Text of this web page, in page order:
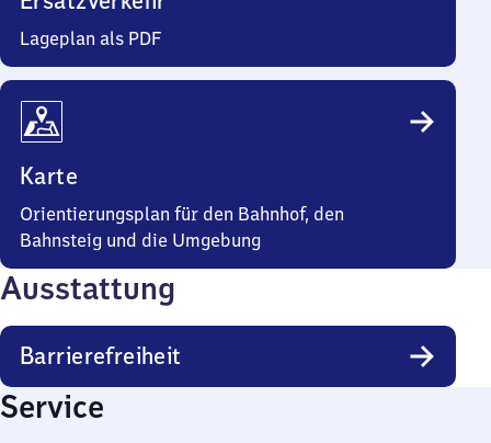
Lageplan als PDF
Karte
Orientierungsplan für den Bahnhof, den
Bahnsteig und die Umgebung
Ausstattung
Barrierefreiheit
Service